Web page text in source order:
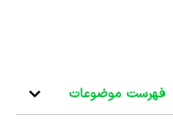
فهرست موضوعات